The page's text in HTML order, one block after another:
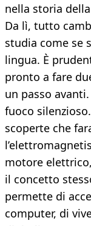
nella storia
Da lì, tutto
studia come se
lingua. È
pronto a fare
un passo
fuoco
scoperte che
motore
il concetto
permette di
computer, di